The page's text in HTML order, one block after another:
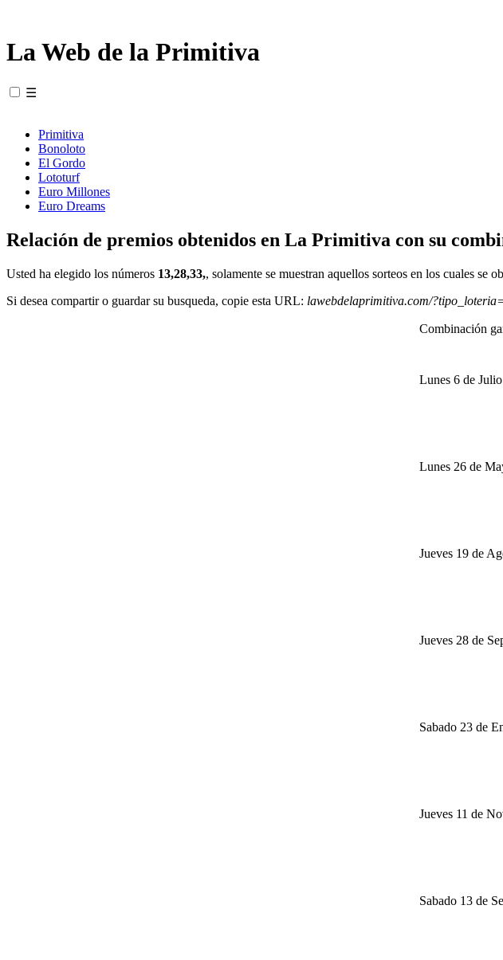
La Web de la Primitiva
☰
Primitiva
Bonoloto
El Gordo
Lototurf
Euro Millones
Euro Dreams
Relación de premios obtenidos en La Primitiva con su
Usted ha elegido los números 13,28,33,, solamente se muestran aquellos sorteos en los cuales se
Si desea compartir o guardar su busqueda, copie esta URL: lawebdelaprimitiva.com/
Combinación
Lunes 6 de
Lunes 26 de
Jueves 19 de
Jueves 28 de
Sabado 23 de
Jueves 11 de
Sabado 13 de